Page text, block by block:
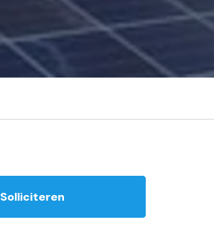
Solliciteren